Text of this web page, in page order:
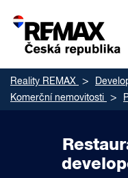
Reality REMAX
Komerční nemovitosti